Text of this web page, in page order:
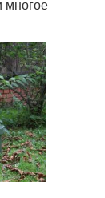
многое